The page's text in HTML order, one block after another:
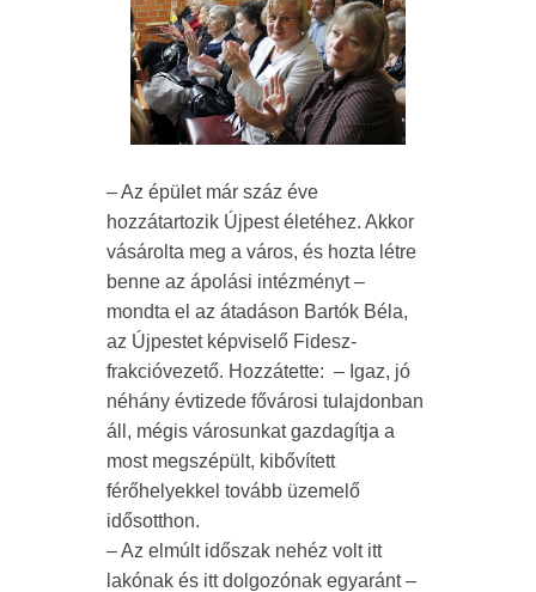
– Az épület már száz éve
hozzátartozik Újpest életéhez. Akkor
vásárolta meg a város, és hozta létre
benne az ápolási intézményt –
mondta el az átadáson Bartók Béla,
az Újpestet képviselő Fidesz-
frakcióvezető. Hozzátette: – Igaz, jó
néhány évtizede fővárosi tulajdonban
áll, mégis városunkat gazdagítja a
most megszépült, kibővített
férőhelyekkel tovább üzemelő
idősotthon.
– Az elmúlt időszak nehéz volt itt
lakónak és itt dolgozónak egyaránt –